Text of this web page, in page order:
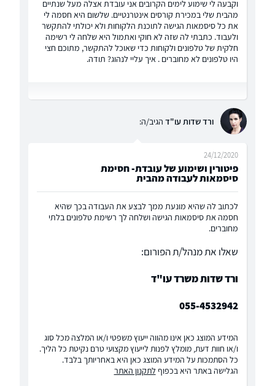
וקבעה לי שימוע לימים הקרובים אני עובדת אצלה מעל שנתיים
מהבית שלי במכירת קורסים אינטרנטיים. שלשום היא חסמה לי
את כל סיסמאות הגישה לתוכנת הלקוחות ולא יכולתי להתקשר
ולעבוד. כתבתי לה שזה לא חוקי ואתמול היא שלחה לי רשימה
חלקית של טלפונים ולקוחות כדי שאוכל להתקשר, מתוכם חצי
היו טלפונים לא מחוברים . איך עליי לנהוג? תודה.
ורד שדות עו"ד הגיב/ה:
פיטורין ושימוע של עובדת- חסימת
סיסמאות לעבודה מהבית
24/12/2020
לכתוב לה שהיא מונעת ממך לבצע את העבודה בכך שהיא
חסמה את סיסמאות הגישה ושלחה לך רשימת טלפונים בלתי
מחוברים.
שאלו את מנהל/ת הפורום:
ורד שדות משרד עו"ד
055-4532942
המידע המוצג כאן אינו מהווה ייעוץ משפטי ו/או המלצה מכל סוג
ו/או חוות דעת, מומלץ לפנות לייעוץ מקצועי טרם נקיטת כל הליך.
כל הסתמכות על המידע המוצג כאן היא באחריותך בלבד.
הגלישה באתר היא בכפוף לתקנון האתר